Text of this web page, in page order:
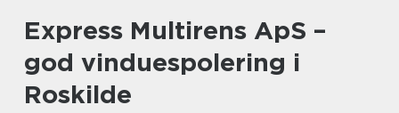
Express Multirens ApS –
god vinduespolering i
Roskilde